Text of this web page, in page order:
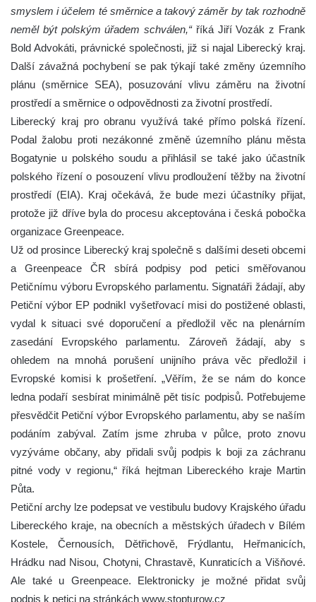
smyslem i účelem té směrnice a takový záměr by tak rozhodně
neměl být polským úřadem schválen,“říká Jiří Vozák z Frank
Bold Advokáti, právnické společnosti, již si najal Liberecký kraj.
Další závažná pochybení se pak týkají také změny územního
plánu (směrnice SEA), posuzování vlivu záměru na životní
prostředí a směrnice o odpovědnosti za životní prostředí.
Liberecký kraj pro obranu využívá také přímo polská řízení.
Podal žalobu proti nezákonné změně územního plánu města
Bogatynie u polského soudu a přihlásil se také jako účastník
polského řízení o posouzení vlivu prodloužení těžby na životní
prostředí (EIA). Kraj očekává, že bude mezi účastníky přijat,
protože již dříve byla do procesu akceptována i česká pobočka
organizace Greenpeace.
Už od prosince Liberecký kraj společně s dalšími deseti obcemi
a Greenpeace ČR sbírá podpisy pod petici směřovanou
Petičnímu výboru Evropského parlamentu. Signatáři žádají, aby
Petiční výbor EP podnikl vyšetřovací misi do postižené oblasti,
vydal k situaci své doporučení a předložil věc na plenárním
zasedání Evropského parlamentu. Zároveň žádají, aby s
ohledem na mnohá porušení unijního práva věc předložil i
Evropské komisi k prošetření. „Věřím, že se nám do konce
ledna podaří sesbírat minimálně pět tisíc podpisů. Potřebujeme
přesvědčit Petiční výbor Evropského parlamentu, aby se naším
podáním zabýval. Zatím jsme zhruba v půlce, proto znovu
vyzýváme občany, aby přidali svůj podpis k boji za záchranu
pitné vody v regionu,“ říká hejtman Libereckého kraje Martin
Půta.
Petiční archy lze podepsat ve vestibulu budovy Krajského úřadu
Libereckého kraje, na obecních a městských úřadech v Bílém
Kostele, Černousích, Dětřichově, Frýdlantu, Heřmanicích,
Hrádku nad Nisou, Chotyni, Chrastavě, Kunraticích a Višňové.
Ale také u Greenpeace. Elektronicky je možné přidat svůj
podpis k petici na stránkách www.stopturow.cz